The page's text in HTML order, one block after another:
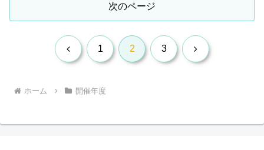
次のページ
前 1 2 3 次
ホーム 開催年度